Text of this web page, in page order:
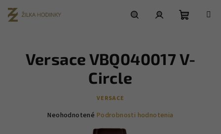
obsah
košík
Versace VBQ040017 V-
Circle
VERSACE
Priemerné
Neohodnotené Podrobnosti hodnotenia